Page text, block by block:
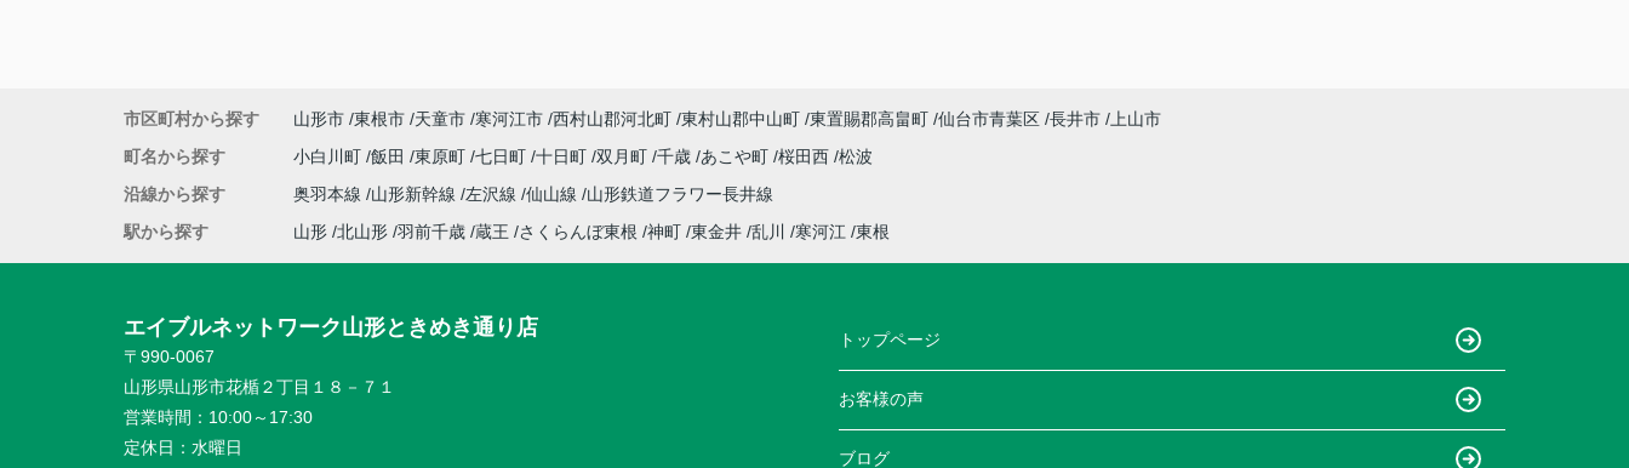
市区町村から探す 山形市 東根市 天童市 寒河江市 西村山郡河北町 東村山郡中山町 東置賜郡高畠町 仙台市青葉区 長井市
上山市
町名から探す
小白川町 飯田 東原町 七日町 十日町 双月町 千歳 あこや町 桜田西 松波
沿線から探す
奥羽本線 山形新幹線 左沢線 仙山線
山形鉄道フラワー長井線
駅から探す
山形 北山形 羽前千歳 蔵王 さくらんぼ東根 神町 東金井 乱川 寒河江 東根
エイブルネットワーク山形ときめき通り店
〒990-0067
山形県山形市花楯２丁目１８－７１
営業時間： 10:00～17:30
定休日： 水曜日
トップページ
お客様の声
ブログ